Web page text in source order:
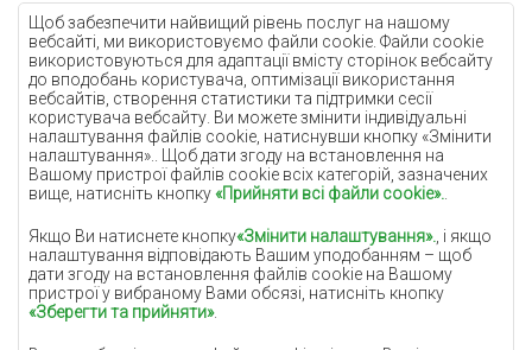
Щоб забезпечити найвищий рівень послуг на нашому
вебсайті, ми використовуємо файли cookie. Файли cookie
використовуються для адаптації вмісту сторінок вебсайту
до вподобань користувача, оптимізації використання
вебсайтів, створення статистики та підтримки сесії
користувача вебсайту. Ви можете змінити індивідуальні
налаштування файлів cookie, натиснувши кнопку «Змінити
налаштування».. Щоб дати згоду на встановлення на
Вашому пристрої файлів cookie всіх категорій, зазначених
вище, натисніть кнопку«Прийняти всі файли cookie».
Якщо Ви натиснете кнопку«Змінити налаштування». , і якщо
налаштування відповідають Вашим уподобанням – щоб
дати згоду на встановлення файлів cookie на Вашому
пристрої у вибраному Вами обсязі, натисніть кнопку
«Зберегти та прийняти».
Кремові килими
Бузкові килими
Жовті килими
М'ятні килими
Блакитні килими
Помаранчеві килими
Сірі покриття
Теракотові покриття
Зелені покриття